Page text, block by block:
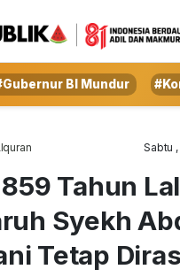
BI Mundur
Sabtu
Tahun
Syekh
Tetap